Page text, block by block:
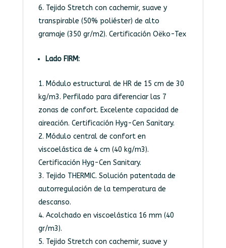
Tejido Stretch con cachemir, suave y
transpirable (50% poliéster) de alto
gramaje (350 gr/m2). Certificación Oëko-Tex
Lado FIRM:
Módulo estructural de HR de 15 cm de 30
kg/m3. Perfilado para diferenciar las 7
zonas de confort. Excelente capacidad de
aireación. Certificación Hyg-Cen Sanitary.
Módulo central de confort en
viscoelástica de 4 cm (40 kg/m3).
Certificación Hyg-Cen Sanitary.
Tejido THERMIC. Solución patentada de
autorregulación de la temperatura de
descanso.
Acolchado en viscoelástica 16 mm (40
gr/m3).
Tejido Stretch con cachemir, suave y